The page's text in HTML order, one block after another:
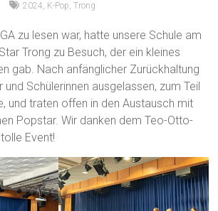
2024, K-Pop,Trong
zu lesen war, hatte unsere Schule am
Trong zu Besuch, der ein kleines
gab. Nach anfänglicher Zurückhaltung
Schülerinnen ausgelassen, zum Teil
und traten offen in den Austausch mit
Popstar. Wir danken dem Teo-Otto-
Event!